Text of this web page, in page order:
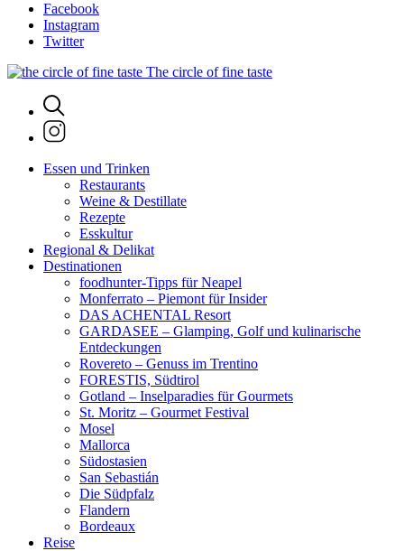
Facebook
Instagram
Twitter
The circle of fine taste
Essen und Trinken
Restaurants
Weine & Destillate
Rezepte
Esskultur
Regional & Delikat
Destinationen
foodhunter-Tipps für Neapel
Monferrato – Piemont für Insider
DAS ACHENTAL Resort
GARDASEE – Glamping, Golf und kulinarische
Entdeckungen
Rovereto – Genuss im Trentino
FORESTIS, Südtirol
Gotland – Inselparadies für Gourmets
St. Moritz – Gourmet Festival
Mosel
Mallorca
Südostasien
San Sebastián
Die Südpfalz
Flandern
Bordeaux
Reise